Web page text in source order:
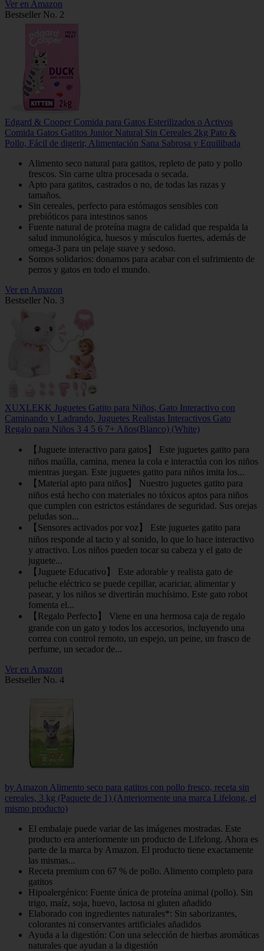
Ver en Amazon
Bestseller No. 2
Edgard & Cooper Comida para Gatos Esterilizados o Activos
Comida Gatos Gatitos Junior Natural Sin Cereales 2kg Pato &
Pollo, Fácil de digerir, Alimentación Sana Sabrosa y Equilibada
Alimento seco natural para gatitos, repleto de pato y pollo
frescos. Sin carne ultra procesada o secada.
Apto para gatitos, castrados o no, de todas las razas y
tamaños.
Sin cereales, perfecto para estómagos sensibles con
prebióticos para intestinos sanos
Fuente natural de proteína magra de calidad que respalda la
salud inmunológica, huesos y músculos fuertes, además de
omega-3 para un pelaje suave y sedoso.
Somos solidarios: donamos para acabar con el sufrimiento de
perros y gatos en todo el mundo.
Ver en Amazon
Bestseller No. 3
XUXLEKK Juguetes Gatito para Niños, Gato Interactivo con
Caminando y Ladrando, Juguetes Realistas Interactivos Gato
Regalo para Niños 3 4 5 6 7+ Años(Blanco) (White)
【Juguete interactivo para gatos】 Este juguetes gatito para
niños maúlla, camina, menea la cola e interactúa con los niños
mientras juegan. Este juguetes gatito para niños imita los...
【Material apto para niños】 Nuestro juguetes gatito para
niños está hecho con materiales no tóxicos aptos para niños
que cumplen con estrictos estándares de seguridad. Sus orejas
peludas son...
【Sensores activados por voz】 Este juguetes gatito para
niños responde al tacto y al sonido, lo que lo hace interactivo
y atractivo. Los niños pueden tocar su cabeza y el gato de
juguete...
【Juguete Educativo】 Este adorable y realista gato de
peluche eléctrico se puede cepillar, acariciar, alimentar y
pasear, y los niños se divertirán muchísimo. Este gato robot
fomenta el...
【Regalo Perfecto】 Viene en una hermosa caja de regalo
grande con un gato y todos los accesorios, incluyendo una
correa con control remoto, un espejo, un peine, un frasco de
perfume, un secador de...
Ver en Amazon
Bestseller No. 4
by Amazon Alimento seco para gatitos con pollo fresco, receta sin
cereales, 3 kg (Paquete de 1) (Anteriormente una marca Lifelong, el
mismo producto)
El embalaje puede variar de las imágenes mostradas. Este
producto era anteriormente un producto de Lifelong. Ahora es
parte de la marca by Amazon. El producto tiene exactamente
las mismas...
Receta premium con 67 % de pollo. Alimento completo para
gatitos
Hipoalergénico: Fuente única de proteína animal (pollo). Sin
trigo, maíz, soja, huevo, lactosa ni gluten añadido
Elaborado con ingredientes naturales*: Sin saborizantes,
colorantes ni conservantes artificiales añadidos
Ayuda a la digestión: Con una selección de hierbas aromáticas
naturales que ayudan a la digestión